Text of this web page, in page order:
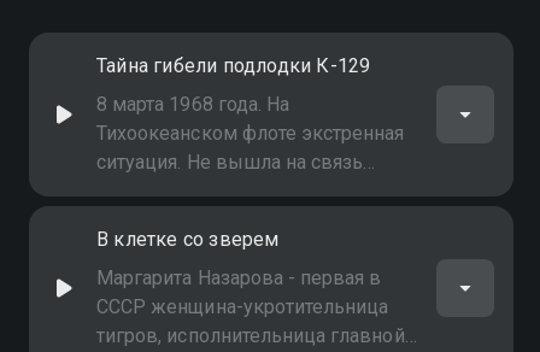
Тайна гибели подлодки К-129
8 марта 1968 года. На
Тихоокеанском флоте экстренная
ситуация. Не вышла на связь
подводная лодка К-129 проекта
дежурство к западным берегам
США. Это было серьёзнейшее
происшествие
В клетке со зверем
Маргарита Назарова - первая в
СССР женщина-укротительница
тигров, исполнительница главной